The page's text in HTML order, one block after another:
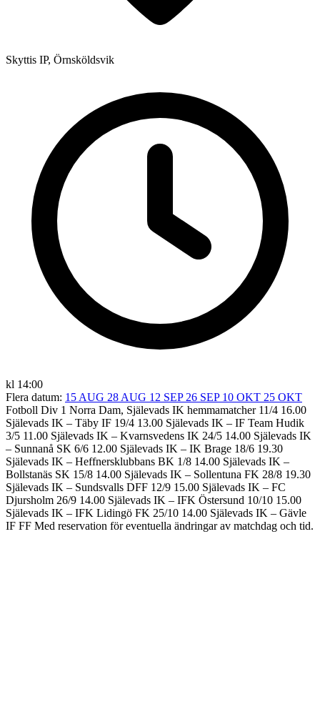
Skyttis IP, Örnsköldsvik
kl 14:00
Flera datum: 15 AUG 28 AUG 12 SEP 26 SEP 10 OKT 25 OKT
Fotboll Div 1 Norra Dam, Själevads IK hemmamatcher 11/4 16.00
Själevads IK – Täby IF 19/4 13.00 Själevads IK – IF Team Hudik
3/5 11.00 Själevads IK – Kvarnsvedens IK 24/5 14.00 Själevads IK
– Sunnanå SK 6/6 12.00 Själevads IK – IK Brage 18/6 19.30
Själevads IK – Heffnersklubbans BK 1/8 14.00 Själevads IK –
Bollstanäs SK 15/8 14.00 Själevads IK – Sollentuna FK 28/8 19.30
Själevads IK – Sundsvalls DFF 12/9 15.00 Själevads IK – FC
Djursholm 26/9 14.00 Själevads IK – IFK Östersund 10/10 15.00
Själevads IK – IFK Lidingö FK 25/10 14.00 Själevads IK – Gävle
IF FF Med reservation för eventuella ändringar av matchdag och tid.